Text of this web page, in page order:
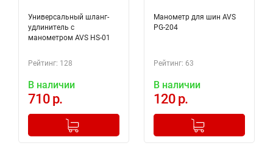
Универсальный шланг-
удлинитель с
манометром AVS HS-01
Рейтинг: 128
В наличии
710 р.
+
Добавлено в корзину
Манометр для шин AVS
PG-204
Рейтинг: 63
В наличии
120 р.
+
Добавлено в корзину